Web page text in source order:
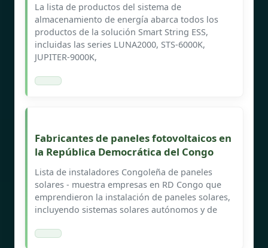
La lista de productos del sistema de
almacenamiento de energía abarca todos los
productos de la solución Smart String ESS,
incluidas las series LUNA2000, STS-6000K,
JUPITER-9000K,
Fabricantes de paneles fotovoltaicos en
la República Democrática del Congo
Lista de instaladores Congoleña de paneles
solares - muestra empresas en RD Congo que
emprendieron la instalación de paneles solares,
incluyendo sistemas solares autónomos y de